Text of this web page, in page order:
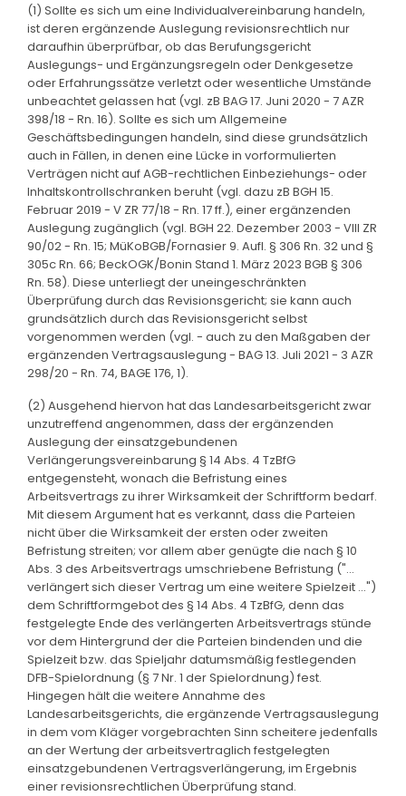
(1) Sollte es sich um eine Individualvereinbarung handeln,
ist deren ergänzende Auslegung revisionsrechtlich nur
daraufhin überprüfbar, ob das Berufungsgericht
Auslegungs- und Ergänzungsregeln oder Denkgesetze
oder Erfahrungssätze verletzt oder wesentliche Umstände
unbeachtet gelassen hat (vgl. zB BAG 17. Juni 2020 - 7 AZR
398/18 - Rn. 16). Sollte es sich um Allgemeine
Geschäftsbedingungen handeln, sind diese grundsätzlich
auch in Fällen, in denen eine Lücke in vorformulierten
Verträgen nicht auf AGB-rechtlichen Einbeziehungs- oder
Inhaltskontrollschranken beruht (vgl. dazu zB BGH 15.
Februar 2019 - V ZR 77/18 - Rn. 17 ff.), einer ergänzenden
Auslegung zugänglich (vgl. BGH 22. Dezember 2003 - VIII ZR
90/02 - Rn. 15; MüKoBGB/Fornasier 9. Aufl. § 306 Rn. 32 und §
305c Rn. 66; BeckOGK/Bonin Stand 1. März 2023 BGB § 306
Rn. 58). Diese unterliegt der uneingeschränkten
Überprüfung durch das Revisionsgericht; sie kann auch
grundsätzlich durch das Revisionsgericht selbst
vorgenommen werden (vgl. - auch zu den Maßgaben der
ergänzenden Vertragsauslegung - BAG 13. Juli 2021 - 3 AZR
298/20 - Rn. 74, BAGE 176, 1).
(2) Ausgehend hiervon hat das Landesarbeitsgericht zwar
unzutreffend angenommen, dass der ergänzenden
Auslegung der einsatzgebundenen
Verlängerungsvereinbarung § 14 Abs. 4 TzBfG
entgegensteht, wonach die Befristung eines
Arbeitsvertrags zu ihrer Wirksamkeit der Schriftform bedarf.
Mit diesem Argument hat es verkannt, dass die Parteien
nicht über die Wirksamkeit der ersten oder zweiten
Befristung streiten; vor allem aber genügte die nach § 10
Abs. 3 des Arbeitsvertrags umschriebene Befristung ("...
verlängert sich dieser Vertrag um eine weitere Spielzeit ...")
dem Schriftformgebot des § 14 Abs. 4 TzBfG, denn das
festgelegte Ende des verlängerten Arbeitsvertrags stünde
vor dem Hintergrund der die Parteien bindenden und die
Spielzeit bzw. das Spieljahr datumsmäßig festlegenden
DFB-Spielordnung (§ 7 Nr. 1 der Spielordnung) fest.
Hingegen hält die weitere Annahme des
Landesarbeitsgerichts, die ergänzende Vertragsauslegung
in dem vom Kläger vorgebrachten Sinn scheitere jedenfalls
an der Wertung der arbeitsvertraglich festgelegten
einsatzgebundenen Vertragsverlängerung, im Ergebnis
einer revisionsrechtlichen Überprüfung stand.